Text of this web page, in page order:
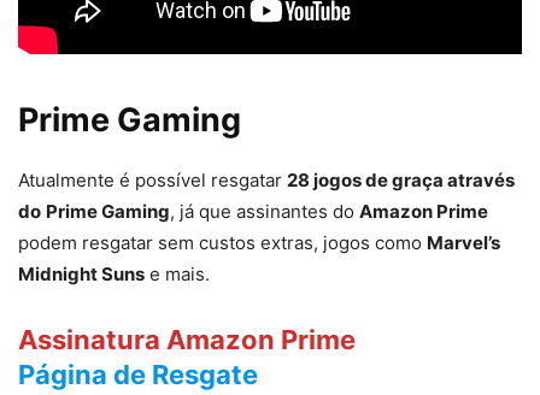
Prime Gaming
Atualmente é possível resgatar 28 jogos de graça através
do Prime Gaming, já que assinantes do Amazon Prime
podem resgatar sem custos extras, jogos como Marvel’s
Midnight Suns e mais.
Assinatura Amazon Prime
Página de Resgate